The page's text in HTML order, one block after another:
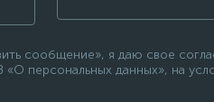
сообщение», я даю свое
персональных данных», на